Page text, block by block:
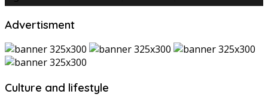
Advertisment
Culture and lifestyle